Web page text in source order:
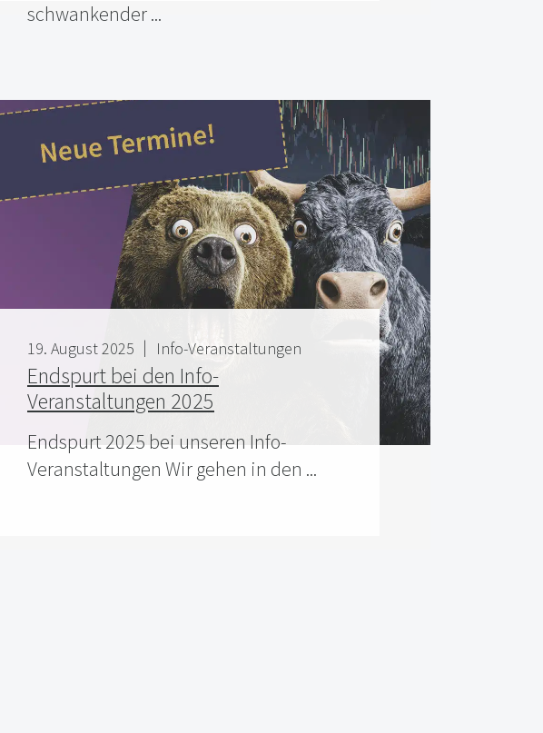
schwankender ...
Endspurt bei den Info-
Veranstaltungen 2025
19. August 2025 Info-Veranstaltungen
Endspurt 2025 bei unseren Info-
Veranstaltungen Wir gehen in den ...